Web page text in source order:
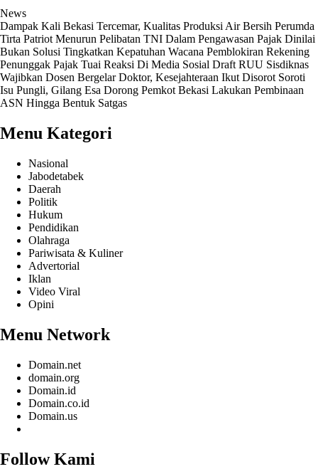
News
Dampak Kali Bekasi Tercemar, Kualitas Produksi Air Bersih Perumda
Tirta Patriot Menurun Pelibatan TNI Dalam Pengawasan Pajak Dinilai
Bukan Solusi Tingkatkan Kepatuhan Wacana Pemblokiran Rekening
Penunggak Pajak Tuai Reaksi Di Media Sosial Draft RUU Sisdiknas
Wajibkan Dosen Bergelar Doktor, Kesejahteraan Ikut Disorot Soroti
Isu Pungli, Gilang Esa Dorong Pemkot Bekasi Lakukan Pembinaan
ASN Hingga Bentuk Satgas
Menu Kategori
Nasional
Jabodetabek
Daerah
Politik
Hukum
Pendidikan
Olahraga
Pariwisata & Kuliner
Advertorial
Iklan
Video Viral
Opini
Menu Network
Domain.net
domain.org
Domain.id
Domain.co.id
Domain.us
Follow Kami